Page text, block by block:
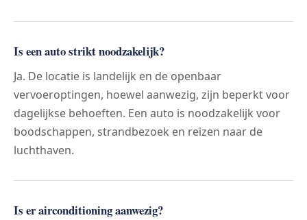
Is een auto strikt noodzakelijk?
Ja. De locatie is landelijk en de openbaar
vervoeroptingen, hoewel aanwezig, zijn beperkt voor
dagelijkse behoeften. Een auto is noodzakelijk voor
boodschappen, strandbezoek en reizen naar de
luchthaven.
Is er airconditioning aanwezig?